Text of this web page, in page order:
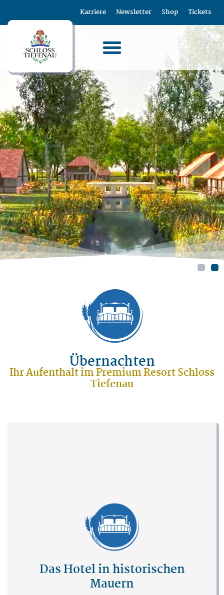
Karriere Newsletter Shop Tickets
Übernachten
Ihr Aufenthalt im Premium Resort Schloss
Tiefenau
Das Hotel in historischen
Mauern